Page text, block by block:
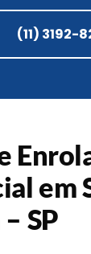
(11) 3192-
em
SP